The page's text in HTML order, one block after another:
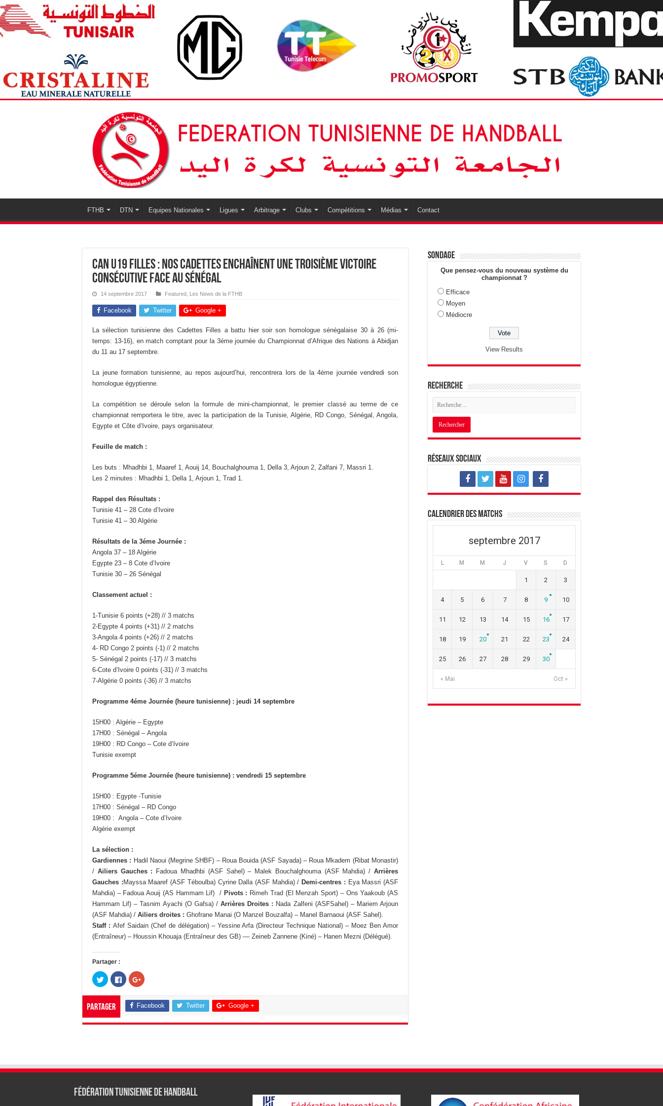
FTHB DTN Equipes Nationales Ligues Arbitrage Clubs Compétitions Médias Contact
CAN U19 Filles : Nos Cadettes enchaînent une troisième victoire
consécutive face au Sénégal
14 septembre 2017 Featured Les News de la FTHB
Facebook Twitter Google +
La sélection tunisienne des Cadettes Filles a battu hier soir son homologue sénégalaise 30 à 26 (mi-
temps: 13-16), en match comptant pour la 3éme journée du Championnat d’Afrique des Nations à Abidjan
du 11 au 17 septembre.
La jeune formation tunisienne, au repos aujourd’hui, rencontrera lors de la 4éme journée vendredi son
homologue égyptienne.
La compétition se déroule selon la formule de mini-championnat, le premier classé au terme de ce
championnat remportera le titre, avec la participation de la Tunisie, Algérie, RD Congo, Sénégal, Angola,
Egypte et Côte d’Ivoire, pays organisateur.
Feuille de match :
Les buts : Mhadhbi 1, Maaref 1, Aouij 14, Bouchalghouma 1, Della 3, Arjoun 2, Zalfani 7, Massri 1.
Les 2 minutes : Mhadhbi 1, Della 1, Arjoun 1, Trad 1.
Rappel des Résultats :
Tunisie 41 – 28 Cote d’Ivoire
Tunisie 41 – 30 Algérie
Résultats de la 3éme Journée :
Angola 37 – 18 Algérie
Egypte 23 – 8 Cote d’Ivoire
Tunisie 30 – 26 Sénégal
Classement actuel :
1-Tunisie 6 points (+28) // 3 matchs
2-Egypte 4 points (+31) // 2 matchs
3-Angola 4 points (+26) // 2 matchs
4- RD Congo 2 points (-1) // 2 matchs
5- Sénégal 2 points (-17) // 3 matchs
6-Cote d’Ivoire 0 points (-31) // 3 matchs
7-Algérie 0 points (-36) // 3 matchs
Programme 4éme Journée (heure tunisienne) : jeudi 14 septembre
15H00 : Algérie – Egypte
17H00 : Sénégal – Angola
19H00 : RD Congo – Cote d’Ivoire
Tunisie exempt
Programme 5éme Journée (heure tunisienne) : vendredi 15 septembre
15H00 : Egypte -Tunisie
17H00 : Sénégal – RD Congo
19H00 : Angola – Cote d’Ivoire
Algérie exempt
La sélection :
Gardiennes : Hadil Naoui (Megrine SHBF) – Roua Bouida (ASF Sayada) – Roua Mkadem (Ribat Monastir)
/ Ailiers Gauches : Fadoua Mhadhbi (ASF Sahel) – Malek Bouchalghouma (ASF Mahdia) /Arrières
Gauches :Mayssa Maaref (ASF Téboulba) Cyrine Dalla (ASF Mahdia) /Demi-centres : Eya Massri (ASF
Mahdia) – Fadoua Aouij (AS Hammam Lif) / Pivots : Rimeh Trad (El Menzah Sport) – Ons Yaakoub (AS
Hammam Lif) – Tasnim Ayachi (O Gafsa) / Arrières Droites : Nada Zalfeni (ASFSahel) – Mariem Arjoun
(ASF Mahdia) / Ailiers droites : Ghofrane Manai (O Manzel Bouzalfa) – Manel Barnaoui (ASF Sahel).
Staff : Afef Saidain (Chef de délégation) – Yessine Arfa (Directeur Technique National) – Moez Ben Amor
(Entraîneur) – Houssin Khouaja (Entraîneur des GB) –– Zeineb Zannene (Kiné) – Hanen Mezni (Délégué).
Partager :
C
l
q
e
p
o
a
g
s
u
C
l
u
z
o
a
g
s
u
C
l
u
e
z
o
a
g
s
u
Partager Facebook Twitter Google +
Sondage
Que pensez-vous du nouveau système du
championnat ?
Efficace
Moyen
Médiocre
View Results
Recherche
Réseaux sociaux
Calendrier des matchs
septembre 2017
L M M J V S D
« Mai Oct »
1 2 3
4 5 6 7 8 9 10
11 12 13 14 15 16 17
18 19 20 21 22 23 24
25 26 27 28 29 30
Fédération tunisienne de Handball